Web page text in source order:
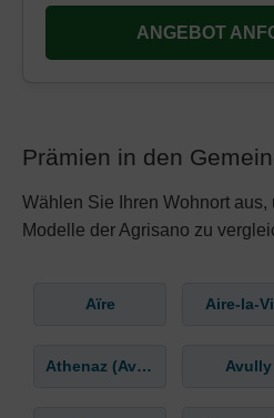
ANGEBOT
Prämien in den
Wählen Sie Ihren Wohnort aus,
Modelle der Agrisano zu
Aïre Aire-la-
Athenaz (Avusy) Avully